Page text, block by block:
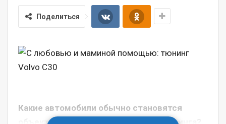
Поделиться
Какие автомобили обычно становятся